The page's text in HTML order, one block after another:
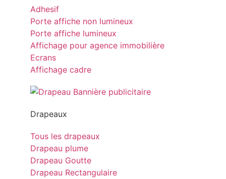
Adhesif
Porte affiche non lumineux
Porte affiche lumineux
Affichage pour agence immobilière
Ecrans
Affichage cadre
Drapeaux
Tous les drapeaux
Drapeau plume
Drapeau Goutte
Drapeau Rectangulaire